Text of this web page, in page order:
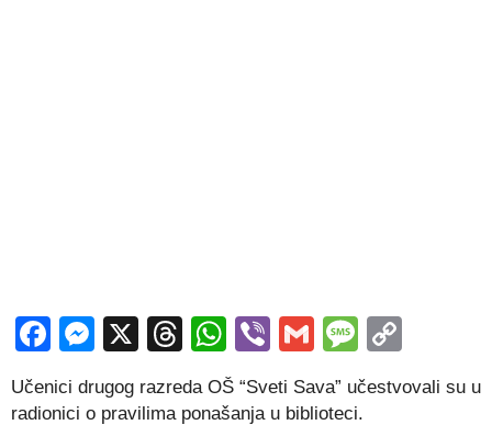
Facebook
Messenger
X Threads
WhatsApp
ViberGmail
Učenici drugog razreda OŠ “Sveti Sava” učestvovali su u
radionici o pravilima ponašanja u biblioteci.